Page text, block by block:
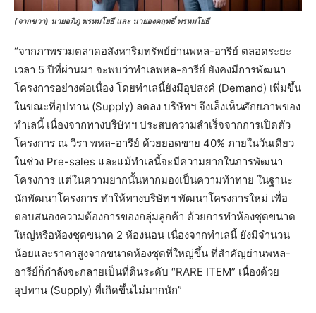
(จากขวา) นายอภิภู พรหมโยธี และ นายองคฤทธิ์ พรหมโยธี
“จากภาพรวมตลาดอสังหาริมทรัพย์ย่านพหล-อารีย์ ตลอดระยะ
เวลา 5 ปีที่ผ่านมา จะพบว่าทำเลพหล-อารีย์ ยังคงมีการพัฒนา
โครงการอย่างต่อเนื่อง โดยทำเลนี้ยังมีอุปสงค์ (Demand) เพิ่มขึ้น
ในขณะที่อุปทาน (Supply) ลดลง บริษัทฯ จึงเล็งเห็นศักยภาพของ
ทำเลนี้ เนื่องจากทางบริษัทฯ ประสบความสำเร็จจากการเปิดตัว
โครงการ ณ วีรา พหล-อารีย์ ด้วยยอดขาย 40% ภายในวันเดียว
ในช่วง Pre-sales และแม้ทำเลนี้จะมีความยากในการพัฒนา
โครงการ แต่ในความยากนั้นหากมองเป็นความท้าทาย ในฐานะ
นักพัฒนาโครงการ ทำให้ทางบริษัทฯ พัฒนาโครงการใหม่ เพื่อ
ตอบสนองความต้องการของกลุ่มลูกค้า ด้วยการทำห้องชุดขนาด
ใหญ่หรือห้องชุดขนาด 2 ห้องนอน เนื่องจากทำเลนี้ ยังมีจำนวน
น้อยและราคาสูงจากขนาดห้องชุดที่ใหญ่ขึ้น ที่สำคัญย่านพหล-
อารีย์ก็กำลังจะกลายเป็นที่ดินระดับ “RARE ITEM” เนื่องด้วย
อุปทาน (Supply) ที่เกิดขึ้นไม่มากนัก”